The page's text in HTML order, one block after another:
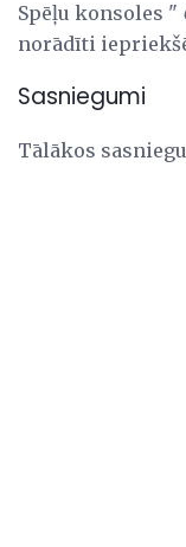
Spēļu konsoles "
norādīti
Sasniegumi
Tālākos